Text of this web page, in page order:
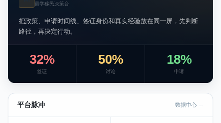
留学移民决策台
把政策、申请时间线、签证身份和真实经验放在同一屏，先判断
路径，再决定行动。
32%
签证
50%
讨论
18%
申请
平台脉冲 数据中心 →